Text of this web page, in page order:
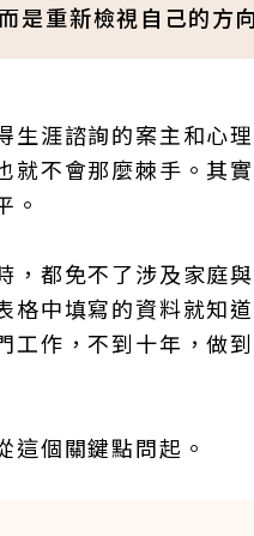
是重新檢視自己的方
涯諮詢的案主和心
不會那麼棘手。其
。
都免不了涉及家庭
中填寫的資料就知
作，不到十年，做
這個關鍵點問起。